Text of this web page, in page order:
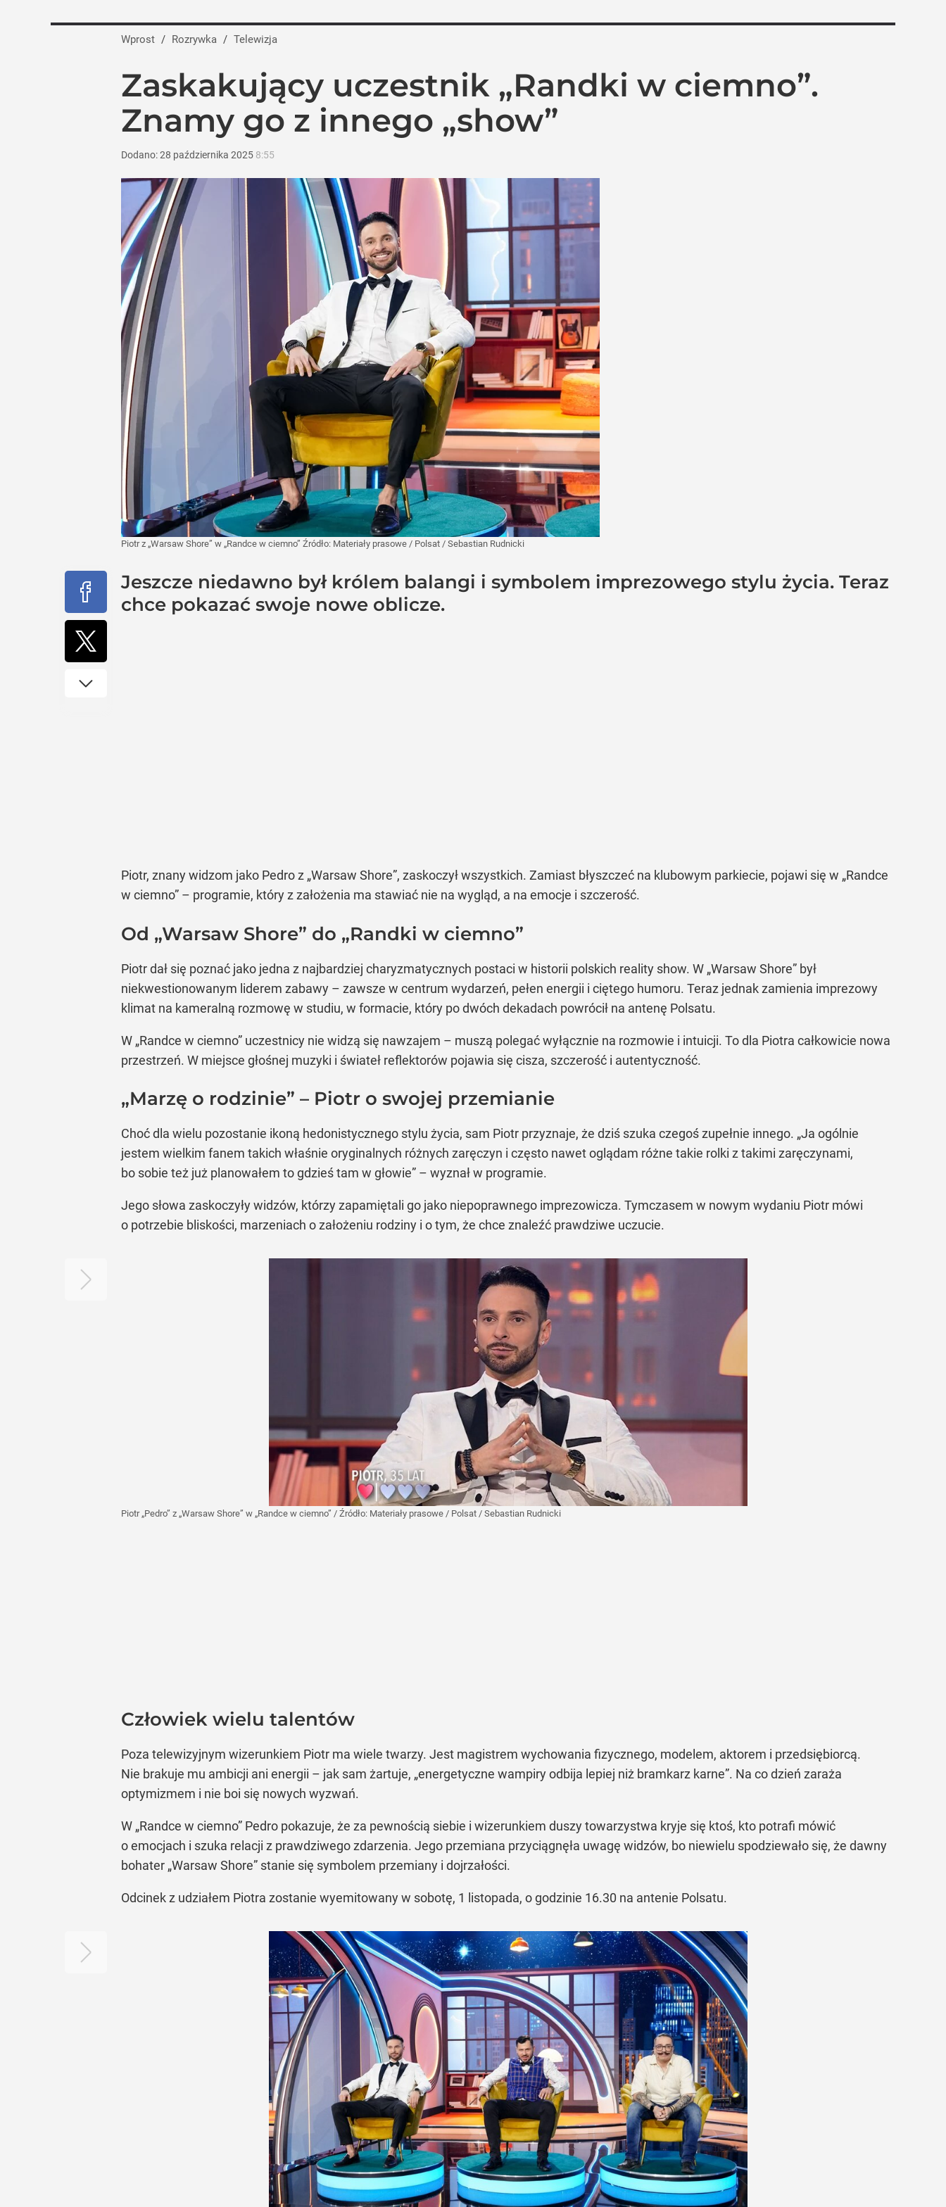
Wprost / Rozrywka / Telewizja
Zaskakujący uczestnik „Randki w ciemno”.
Znamy go z innego „show”
Dodano:28 października 2025 8:55
Piotr z „Warsaw Shore” w „Randce w ciemno” Źródło: Materiały prasowe / Polsat / Sebastian Rudnicki
Jeszcze niedawno był królem balangi i symbolem imprezowego stylu życia. Teraz
chce pokazać swoje nowe oblicze.
Piotr, znany widzom jako Pedro z „Warsaw Shore”, zaskoczył wszystkich. Zamiast błyszczeć na klubowym parkiecie, pojawi się w „Randce
w ciemno” – programie, który z założenia ma stawiać nie na wygląd, a na emocje i szczerość.
Od „Warsaw Shore” do „Randki w ciemno”
Piotr dał się poznać jako jedna z najbardziej charyzmatycznych postaci w historii polskich reality show. W „Warsaw Shore” był
niekwestionowanym liderem zabawy – zawsze w centrum wydarzeń, pełen energii i ciętego humoru. Teraz jednak zamienia imprezowy
klimat na kameralną rozmowę w studiu, w formacie, który po dwóch dekadach powrócił na antenę Polsatu.
W „Randce w ciemno” uczestnicy nie widzą się nawzajem – muszą polegać wyłącznie na rozmowie i intuicji. To dla Piotra całkowicie nowa
przestrzeń. W miejsce głośnej muzyki i świateł reflektorów pojawia się cisza, szczerość i autentyczność.
„Marzę o rodzinie” – Piotr o swojej przemianie
Choć dla wielu pozostanie ikoną hedonistycznego stylu życia, sam Piotr przyznaje, że dziś szuka czegoś zupełnie innego. „Ja ogólnie
jestem wielkim fanem takich właśnie oryginalnych różnych zaręczyn i często nawet oglądam różne takie rolki z takimi zaręczynami,
bo sobie też już planowałem to gdzieś tam w głowie” – wyznał w programie.
Jego słowa zaskoczyły widzów, którzy zapamiętali go jako niepoprawnego imprezowicza. Tymczasem w nowym wydaniu Piotr mówi
o potrzebie bliskości, marzeniach o założeniu rodziny i o tym, że chce znaleźć prawdziwe uczucie.
Piotr „Pedro” z „Warsaw Shore” w „Randce w ciemno” / Źródło: Materiały prasowe / Polsat / Sebastian Rudnicki
Człowiek wielu talentów
Poza telewizyjnym wizerunkiem Piotr ma wiele twarzy. Jest magistrem wychowania fizycznego, modelem, aktorem i przedsiębiorcą.
Nie brakuje mu ambicji ani energii – jak sam żartuje, „energetyczne wampiry odbija lepiej niż bramkarz karne”. Na co dzień zaraża
optymizmem i nie boi się nowych wyzwań.
W „Randce w ciemno” Pedro pokazuje, że za pewnością siebie i wizerunkiem duszy towarzystwa kryje się ktoś, kto potrafi mówić
o emocjach i szuka relacji z prawdziwego zdarzenia. Jego przemiana przyciągnęła uwagę widzów, bo niewielu spodziewało się, że dawny
bohater „Warsaw Shore” stanie się symbolem przemiany i dojrzałości.
Odcinek z udziałem Piotra zostanie wyemitowany w sobotę, 1 listopada, o godzinie 16.30 na antenie Polsatu.